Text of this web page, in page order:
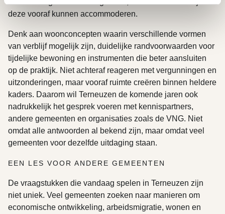
deze vooraf kunnen accommoderen.
Denk aan woonconcepten waarin verschillende vormen
van verblijf mogelijk zijn, duidelijke randvoorwaarden voor
tijdelijke bewoning en instrumenten die beter aansluiten
op de praktijk. Niet achteraf reageren met vergunningen en
uitzonderingen, maar vooraf ruimte creëren binnen heldere
kaders. Daarom wil Terneuzen de komende jaren ook
nadrukkelijk het gesprek voeren met kennispartners,
andere gemeenten en organisaties zoals de VNG. Niet
omdat alle antwoorden al bekend zijn, maar omdat veel
gemeenten voor dezelfde uitdaging staan.
EEN LES VOOR ANDERE GEMEENTEN
De vraagstukken die vandaag spelen in Terneuzen zijn
niet uniek. Veel gemeenten zoeken naar manieren om
economische ontwikkeling, arbeidsmigratie, wonen en